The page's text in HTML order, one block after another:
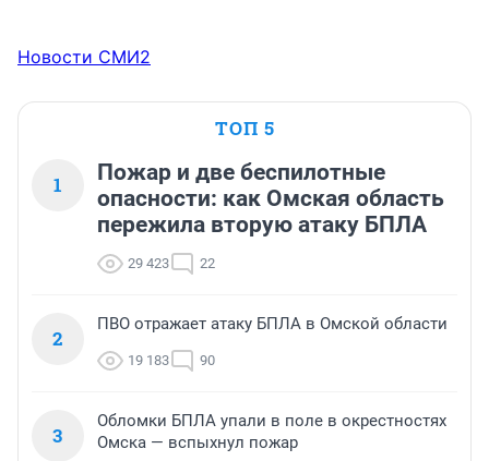
Новости СМИ2
ТОП 5
1
Пожар и две беспилотные
опасности: как Омская область
пережила вторую атаку БПЛА
29 423 22
2
ПВО отражает атаку БПЛА в Омской области
19 183 90
3
Обломки БПЛА упали в поле в окрестностях
Омска — вспыхнул пожар